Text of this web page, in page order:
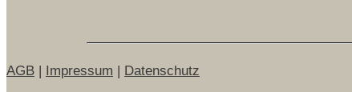
AGB | Impressum | Datenschutz